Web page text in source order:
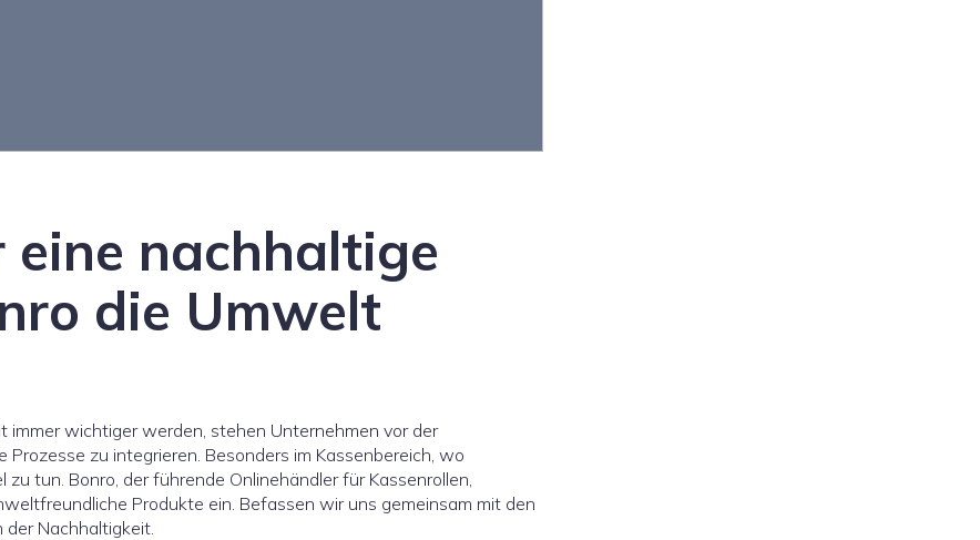
nachhaltige
die Umwelt
wichtiger werden, stehen Unternehmen vor der
zu integrieren. Besonders im Kassenbereich, wo
tun. Bonro, der führende Onlinehändler für Kassenrollen,
Produkte ein. Befassen wir uns gemeinsam mit den
der Nachhaltigkeit.